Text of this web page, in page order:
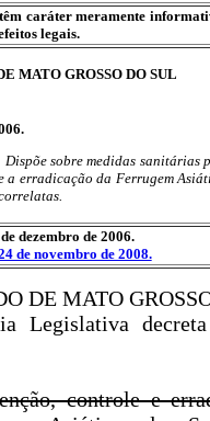
caráter meramente
legais.
MATO GROSSO DO SUL
Dispõe sobre medidas sanitárias
a erradicação da Ferrugem
dezembro de 2006.
de novembro de 2008.
DE MATO
Legislativa
controle e